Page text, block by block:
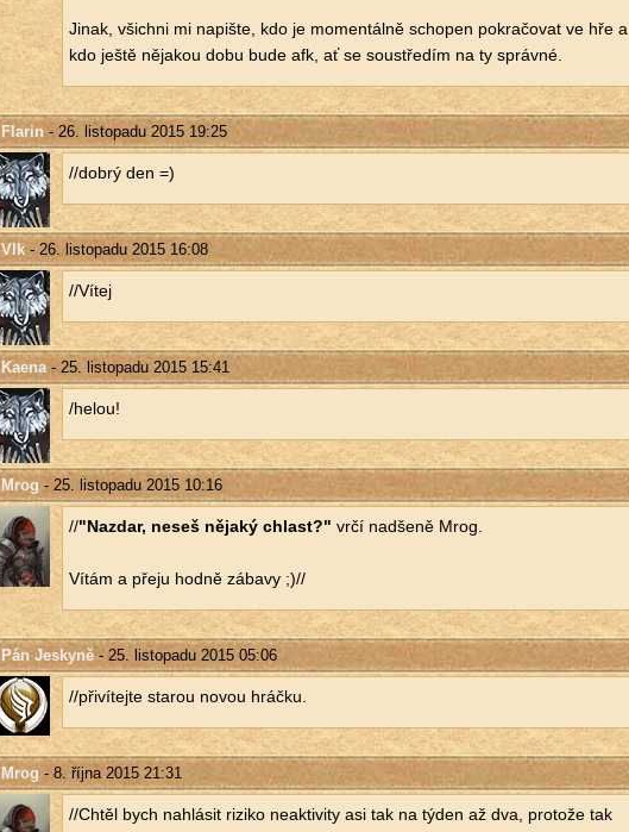
Jinak, všich­ni mi na­piš­te, kdo je mo­men­tál­ně scho­pen po­kra­čo­vat ve hře a
kdo ještě ně­ja­kou dobu bude afk, ať se sou­stře­dím na ty správ­né.
Flarin- 26. listopadu 2015 19:25
//dobrý den =)
Vlk- 26. listopadu 2015 16:08
//Vítej
Kaena- 25. listopadu 2015 15:41
/helou!
Mrog - 25. listopadu 2015 10:16
//"Na­zdar, neseš ně­ja­ký chlast?" vrčí nad­še­ně Mrog.
Vítám a přeju hodně zá­ba­vy ;)//
Pán Jeskyně- 25. listopadu 2015 05:06
//při­ví­tej­te sta­rou novou hráč­ku.
Mrog - 8. října 2015 21:31
//Chtěl bych na­hlá­sit ri­zi­ko ne­ak­ti­vi­ty asi tak na týden až dva, pro­to­že tak